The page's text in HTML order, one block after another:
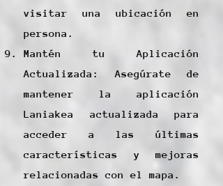
visitar una ubicación en
persona.
Mantén tu Aplicación
Actualizada: Asegúrate de
mantener la aplicación
Laniakea actualizada para
acceder a las últimas
características y mejoras
relacionadas con el mapa.